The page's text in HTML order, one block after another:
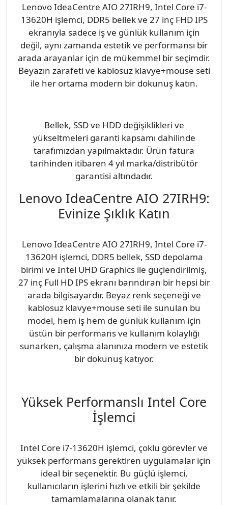
Lenovo IdeaCentre AIO 27IRH9, Intel Core i7-
13620H işlemci, DDR5 bellek ve 27 inç FHD IPS
ekranıyla sadece iş ve günlük kullanım için
değil, aynı zamanda estetik ve performansı bir
arada arayanlar için de mükemmel bir seçimdir.
Beyazın zarafeti ve kablosuz klavye+mouse seti
ile her ortama modern bir dokunuş katın.
Bellek, SSD ve HDD değişiklikleri ve
yükseltmeleri garanti kapsamı dahilinde
tarafımızdan yapılmaktadır. Ürün fatura
tarihinden itibaren 4 yıl marka/distribütör
garantisi altındadır.
Lenovo IdeaCentre AIO 27IRH9:
Evinize Şıklık Katın
Lenovo IdeaCentre AIO 27IRH9, Intel Core i7-
13620H işlemci, DDR5 bellek, SSD depolama
birimi ve Intel UHD Graphics ile güçlendirilmiş,
27 inç Full HD IPS ekranı barındıran bir hepsi bir
arada bilgisayardır. Beyaz renk seçeneği ve
kablosuz klavye+mouse seti ile sunulan bu
model, hem iş hem de günlük kullanım için
üstün bir performans ve kullanım kolaylığı
sunarken, çalışma alanınıza modern ve estetik
bir dokunuş katıyor.
Yüksek Performanslı Intel Core
İşlemci
Intel Core i7-13620H işlemci, çoklu görevler ve
yüksek performans gerektiren uygulamalar için
ideal bir seçenektir. Bu güçlü işlemci,
kullanıcıların işlerini hızlı ve etkili bir şekilde
tamamlamalarına olanak tanır.